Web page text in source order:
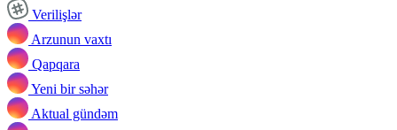
Verilişlər
Arzunun vaxtı
Qapqara
Yeni bir səhər
Aktual gündəm